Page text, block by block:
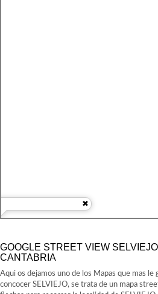
GOOGLE STREET VIEW
CANTABRIA
Aqui os dejamos uno de los Mapas que mas le
concocer SELVIEJO, se trata de un mapa